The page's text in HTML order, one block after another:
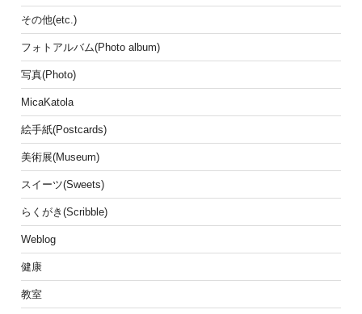
その他(etc.)
フォトアルバム(Photo album)
写真(Photo)
MicaKatola
絵手紙(Postcards)
美術展(Museum)
スイーツ(Sweets)
らくがき(Scribble)
Weblog
健康
教室